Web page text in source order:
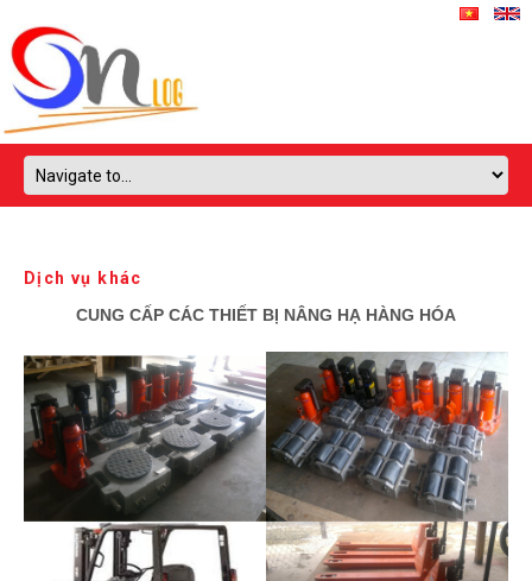
Dịch vụ khác
CUNG CẤP CÁC THIẾT BỊ NÂNG HẠ HÀNG HÓA